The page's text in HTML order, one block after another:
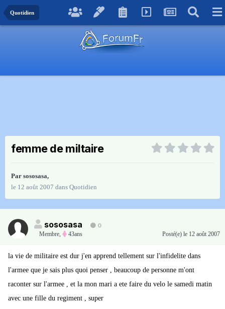
Quotidien
femme de miltaire
Par sososasa,
le 12 août 2007 dans Quotidien
sososasa
0
Membre, 43ans Posté(e) le 12 août 2007
la vie de militaire est dur j'en apprend tellement sur l'infidelite dans
l'armee que je sais plus quoi penser , beaucoup de personne m'ont
raconter sur l'armee , et la mon mari a ete faire du velo le samedi matin
avec une fille du regiment , super